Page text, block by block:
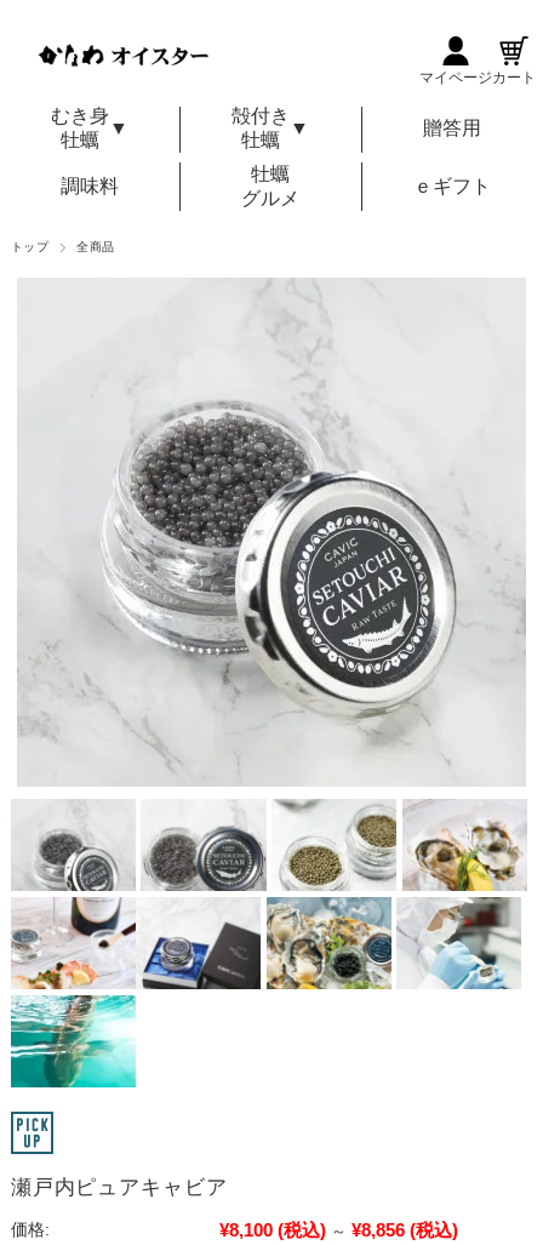
マイページカート
むき身
牡蠣
▼
殻付き
牡蠣
▼ 贈答用
調味料
牡蠣
グルメ
ｅギフト
トップ 全商品
瀬戸内ピュアキャビア
価格: ¥8,100 (税込) ～ ¥8,856 (税込)